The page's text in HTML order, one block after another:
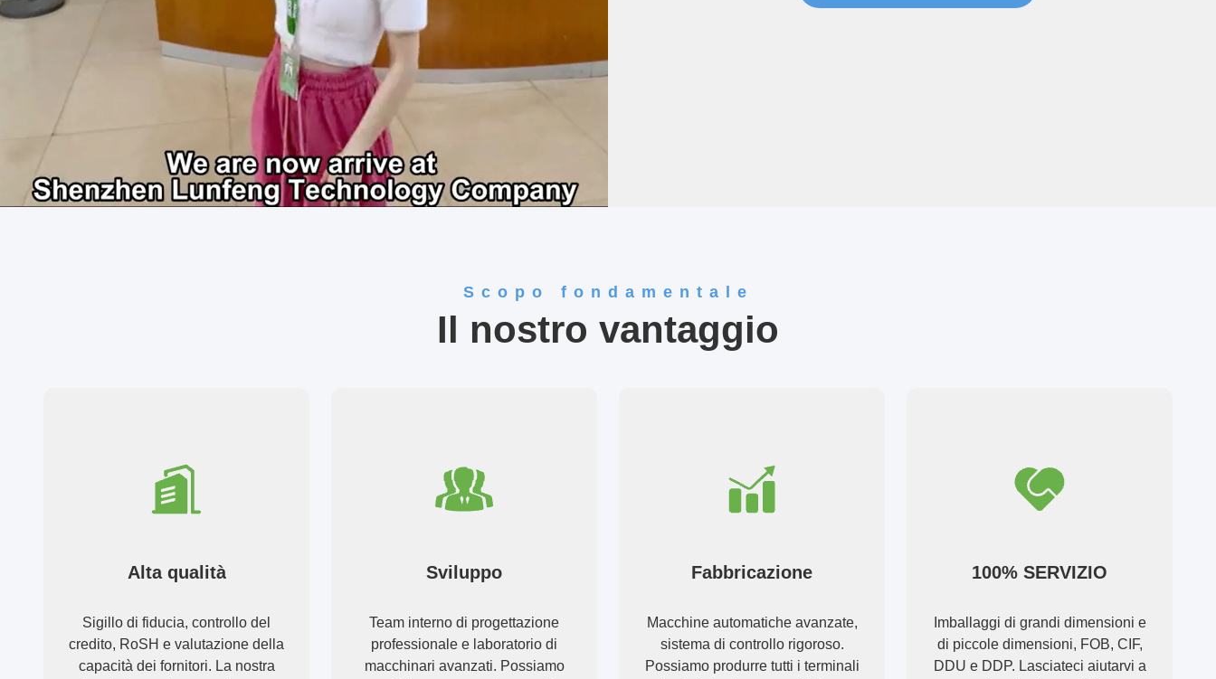
Scopo fondamentale
Il nostro vantaggio
Alta qualità
Sigillo di fiducia, controllo del
credito, RoSH e valutazione della
capacità dei fornitori. La nostra
Sviluppo
Team interno di progettazione
professionale e laboratorio di
macchinari avanzati. Possiamo
Fabbricazione
Macchine automatiche avanzate,
sistema di controllo rigoroso.
Possiamo produrre tutti i terminali
100% SERVIZIO
Imballaggi di grandi dimensioni e
di piccole dimensioni, FOB, CIF,
DDU e DDP. Lasciateci aiutarvi a